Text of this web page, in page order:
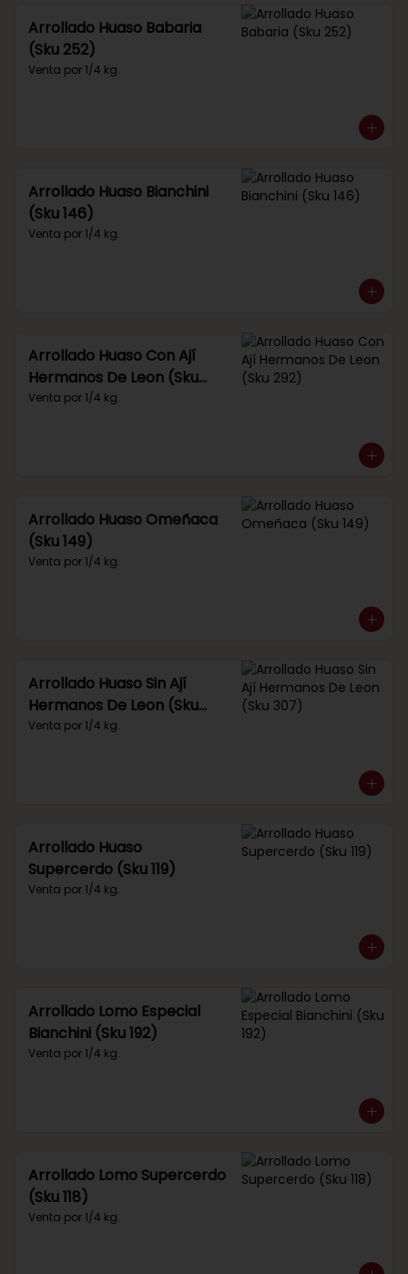
Arrollado Huaso Babaria
(Sku 252)
Venta por 1/4 kg.
Arrollado Huaso Bianchini
(Sku 146)
Venta por 1/4 kg.
Arrollado Huaso Con Ají
Hermanos De Leon (Sku
292)
Venta por 1/4 kg.
Arrollado Huaso Omeñaca
(Sku 149)
Venta por 1/4 kg.
Arrollado Huaso Sin Ají
Hermanos De Leon (Sku
307)
Venta por 1/4 kg.
Arrollado Huaso
Supercerdo (Sku 119)
Venta por 1/4 kg.
Arrollado Lomo Especial
Bianchini (Sku 192)
Venta por 1/4 kg.
Arrollado Lomo Supercerdo
(Sku 118)
Venta por 1/4 kg.